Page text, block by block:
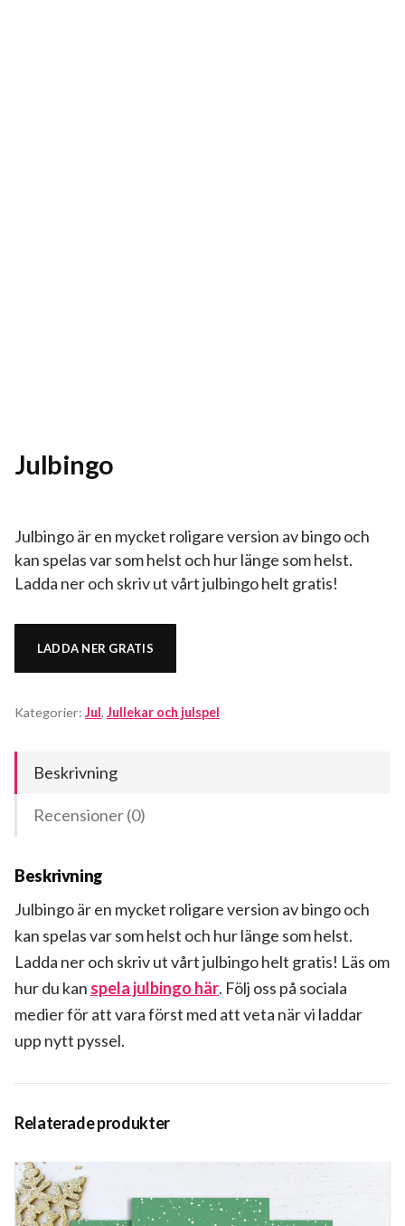
Julbingo
Julbingo är en mycket roligare version av bingo och
kan spelas var som helst och hur länge som helst.
Ladda ner och skriv ut vårt julbingo helt gratis!
LADDA NER GRATIS
Kategorier: Jul, Jullekar och julspel
Beskrivning
Recensioner (0)
Beskrivning
Julbingo är en mycket roligare version av bingo och
kan spelas var som helst och hur länge som helst.
Ladda ner och skriv ut vårt julbingo helt gratis! Läs om
hur du kan spela julbingo här. Följ oss på sociala
medier för att vara först med att veta när vi laddar
upp nytt pyssel.
Relaterade produkter